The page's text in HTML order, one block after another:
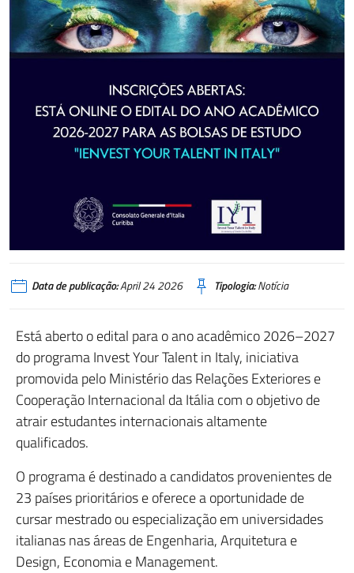
Data de publicação:April 24 2026 Tipologia:Notícia
Está aberto o edital para o ano acadêmico 2026–2027
do programaInvest Your Talent in Italy, iniciativa
promovida pelo Ministério das Relações Exteriores e
Cooperação Internacional da Itália com o objetivo de
atrair estudantes internacionais altamente
qualificados.
O programa é destinado a candidatos provenientes de
23 países prioritários e oferece a oportunidade de
cursar mestrado ou especialização em universidades
italianas nas áreas de Engenharia, Arquitetura e
Design, Economia e Management.